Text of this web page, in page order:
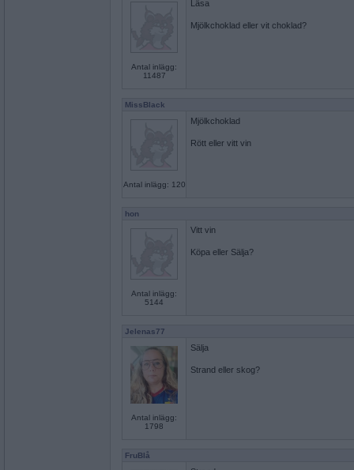
Antal inlägg:
11487
Läsa
Mjölkchoklad eller vit choklad?
MissBlack
Antal inlägg: 120
Mjölkchoklad
Rött eller vitt vin
hon
Antal inlägg:
5144
Vitt vin
Köpa eller Sälja?
Jelenas77
Antal inlägg:
1798
Sälja
Strand eller skog?
FruBlå